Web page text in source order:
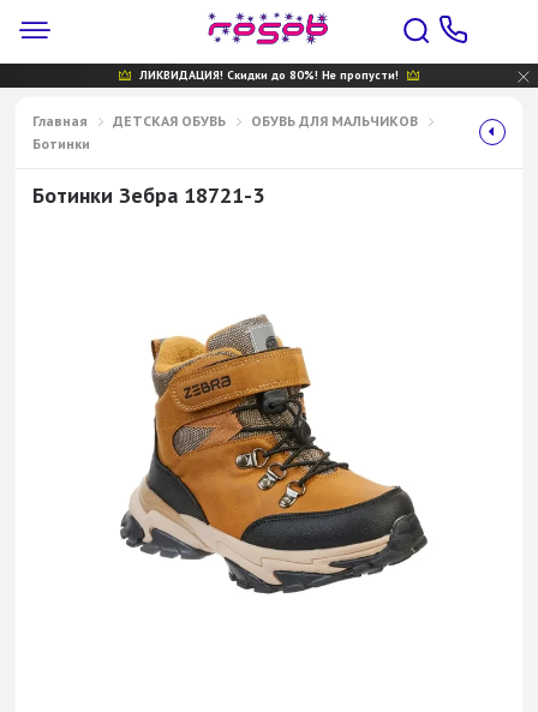
ЛИКВИДАЦИЯ! Скидки до 80%! Не пропусти!
Главная ДЕТСКАЯ ОБУВЬ
ОБУВЬ ДЛЯ МАЛЬЧИКОВ
Ботинки
Ботинки Зебра 18721-3